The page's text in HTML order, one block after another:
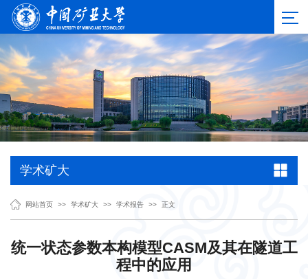
学术矿大
网站首页 >> 学术矿大 >> 学术报告 >> 正文
统一状态参数本构模型CASM及其在隧道工
程中的应用